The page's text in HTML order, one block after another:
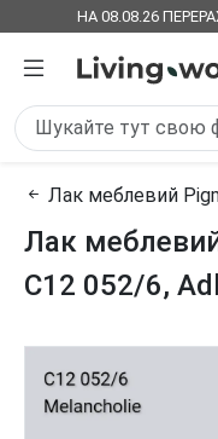
НА 08.08.26
Лак меблевий
Лак
C12 052/6,